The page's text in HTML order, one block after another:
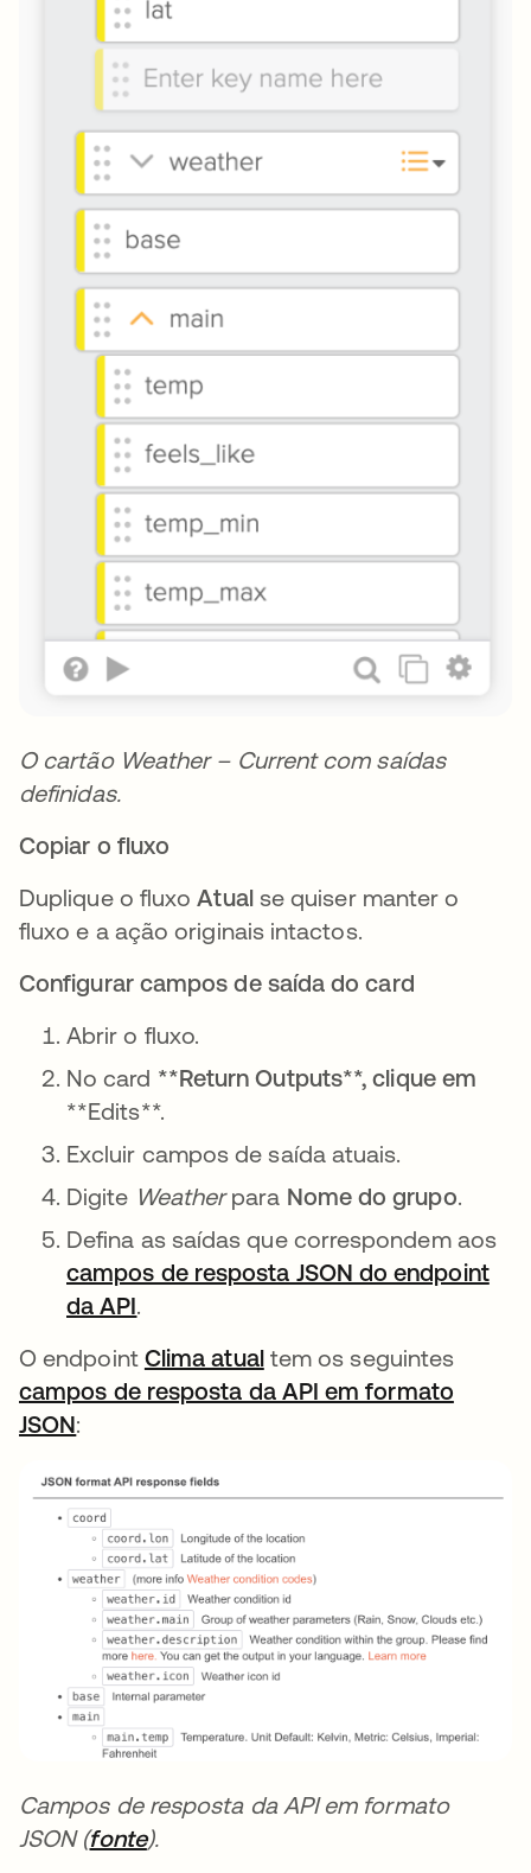
O cartão Weather – Current com saídas
definidas.
Copiar o fluxo
Duplique o fluxoAtualse quiser manter o
fluxo e a ação originais intactos.
Configurar campos de saída do card
Abrir o fluxo.
No card **Return Outputs**, clique em
**Edits**.
Excluir campos de saída atuais.
Digite Weatherpara Nome do grupo.
Defina as saídas que correspondem aos
campos de resposta JSON do endpoint
da APIabre em uma nova guia
.
O endpoint Clima atualabre em uma nova guia
tem os seguintes
campos de resposta da API em formato
JSONabre em uma nova guia
:
Campos de resposta da API em formato
JSON (fonteabre em uma nova guia
).